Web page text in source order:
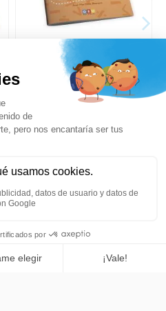
Añadir a la cesta
Comprar ya
Cuadernos de refuerzo de
matemáticas. Matemáticas
comprensivas. Cálculo 3
9,97 €10,49 €
Añadir a la cesta